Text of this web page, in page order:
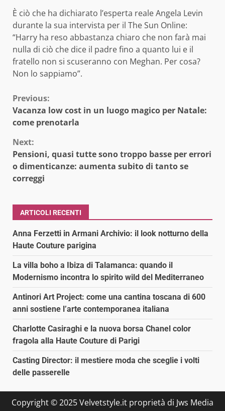
È ciò che ha dichiarato l’esperta reale Angela Levin
durante la sua intervista per il The Sun Online:
“Harry ha reso abbastanza chiaro che non farà mai
nulla di ciò che dice il padre fino a quanto lui e il
fratello non si scuseranno con Meghan. Per cosa?
Non lo sappiamo”.
Continue
Reading
Previous:
Vacanza low cost in un luogo magico per Natale:
come prenotarla
Next:
Pensioni, quasi tutte sono troppo basse per errori
o dimenticanze: aumenta subito di tanto se
correggi
ARTICOLI RECENTI
Anna Ferzetti in Armani Archivio: il look notturno della
Haute Couture parigina
La villa boho a Ibiza di Talamanca: quando il
Modernismo incontra lo spirito wild del Mediterraneo
Antinori Art Project: come una cantina toscana di 600
anni sostiene l’arte contemporanea italiana
Charlotte Casiraghi e la nuova borsa Chanel color
fragola alla Haute Couture di Parigi
Casting Director: il mestiere moda che sceglie i volti
delle passerelle
Copyright © 2025 Velvetstyle.it proprietà di Jws Media